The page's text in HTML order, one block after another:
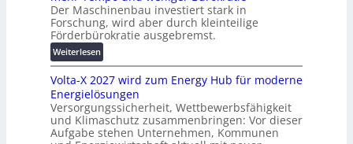
t
i
s
i
e
r
u
n
g
s
i
h
e
r
ä
t
e
c
h
u
t
Der Maschinenbau investiert stark in
Forschung, wird aber durch kleinteilige
Förderbürokratie ausgebremst.
Weiterlesen:
M
a
s
c
h
i
Volta-X 2027 wird zum Energy Hub für moderne
Energielösungen
Versorgungssicherheit, Wettbewerbsfähigkeit
und Klimaschutz zusammenbringen: Vor dieser
Aufgabe stehen Unternehmen, Kommunen